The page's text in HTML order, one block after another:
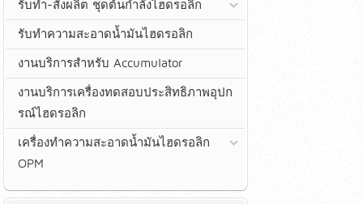
รับทำ-สั่งผลิต ชุดต้นกำลังไฮดรอลิก
รับทำความสะอาดน้ำมันไฮดรอลิก
งานบริการสำหรับ Accumulator
งานบริการเครื่องทดสอบประสิทธิภาพอุปก
รณ์ไฮดรอลิก
เครื่องทำความสะอาดน้ำมันไฮดรอลิก
OPM